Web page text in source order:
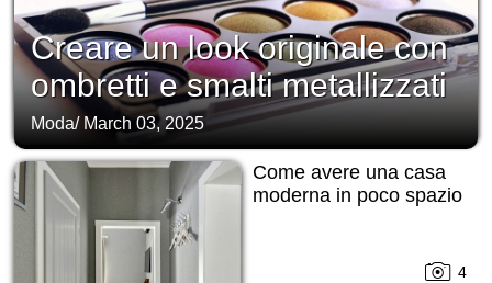
Creare un look originale con
ombretti e smalti metallizzati
Moda/ March 03, 2025
Come avere una casa
moderna in poco spazio
4